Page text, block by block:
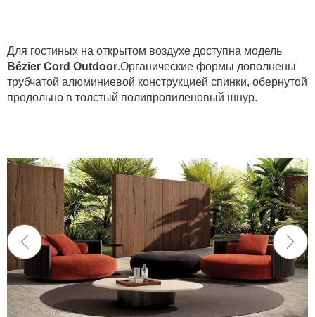
Для гостиных на открытом воздухе доступна модель
Bézier Cord Outdoor.Органические формы дополнены
трубчатой алюминиевой конструкцией спинки, обернутой
продольно в толстый полипропиленовый шнур.